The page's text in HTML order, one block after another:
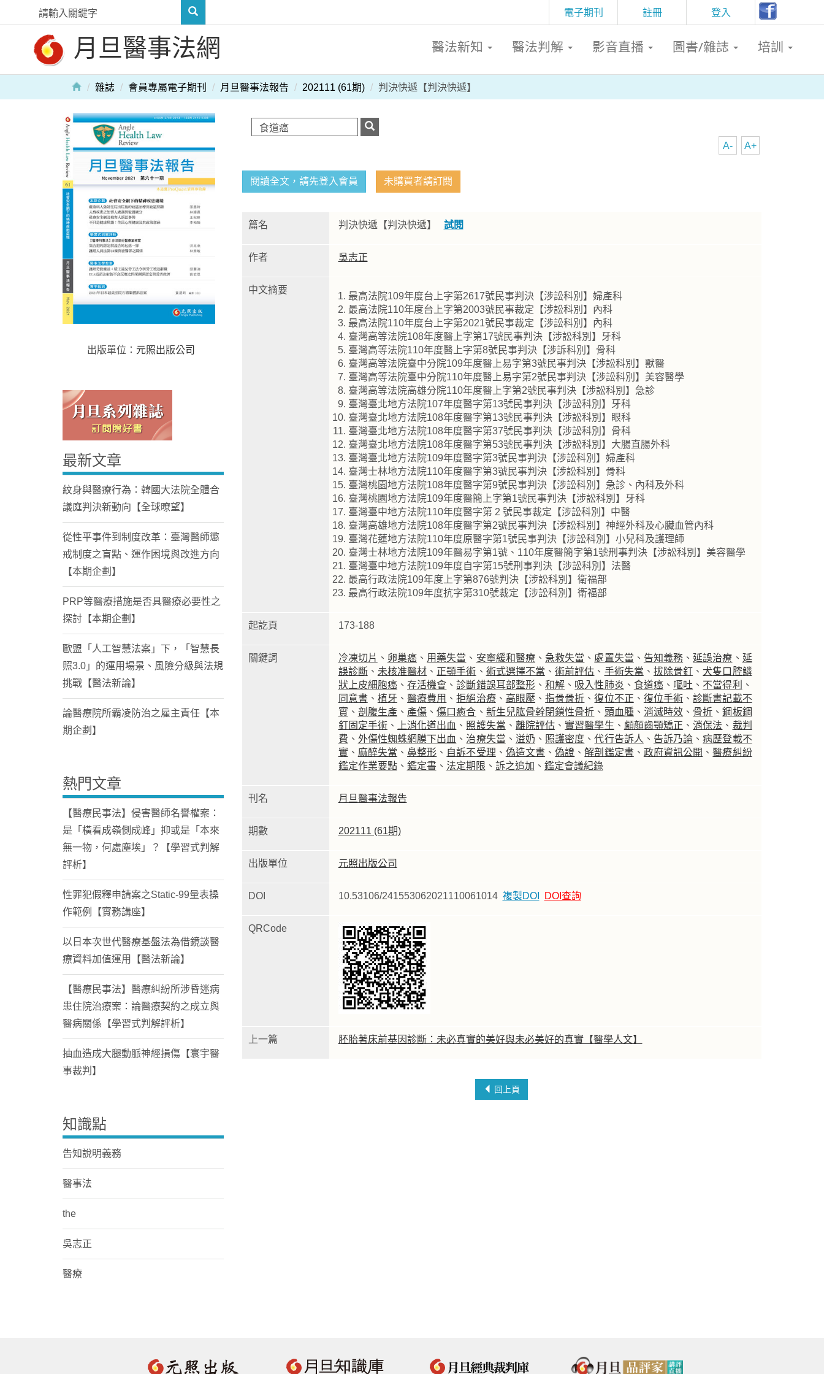
註冊 登入
電子期刊
月旦醫事法網 醫法新知 醫法判解 影音直播 圖書/雜誌 培訓
雜誌 會員專屬電子期刊 月旦醫事法報告 202111 (61期) 判決快遞【判決快遞】
A+
A-
閱讀全文，請先登入會員 未購買者請訂閱
篇名 判決快遞【判決快遞】 試閱
作者 吳志正
中文摘要
最高法院109年度台上字第2617號民事判決【涉訟科別】婦產科
最高法院110年度台上字第2003號民事裁定【涉訟科別】內科
最高法院110年度台上字第2021號民事裁定【涉訟科別】內科
臺灣高等法院108年度醫上字第17號民事判決【涉訟科別】牙科
臺灣高等法院110年度醫上字第8號民事判決【涉訴科別】骨科
臺灣高等法院臺中分院109年度醫上易字第3號民事判決【涉訟科別】獸醫
臺灣高等法院臺中分院110年度醫上易字第2號民事判決【涉訟科別】美容醫學
臺灣高等法院高雄分院110年度醫上字第2號民事判決【涉訟科別】急診
臺灣臺北地方法院107年度醫字第13號民事判決【涉訟科別】牙科
臺灣臺北地方法院108年度醫字第13號民事判決【涉訟科別】眼科
臺灣臺北地方法院108年度醫字第37號民事判決【涉訟科別】骨科
臺灣臺北地方法院108年度醫字第53號民事判決【涉訟科別】大腸直腸外科
臺灣臺北地方法院109年度醫字第3號民事判決【涉訟科別】婦產科
臺灣士林地方法院110年度醫字第3號民事判決【涉訟科別】骨科
臺灣桃園地方法院108年度醫字第9號民事判決【涉訟科別】急診、內科及外科
臺灣桃園地方法院109年度醫簡上字第1號民事判決【涉訟科別】牙科
臺灣臺中地方法院110年度醫字第 2 號民事裁定【涉訟科別】中醫
臺灣高雄地方法院108年度醫字第2號民事判決【涉訟科別】神經外科及心臟血管內科
臺灣花蓮地方法院110年度原醫字第1號民事判決【涉訟科別】小兒科及護理師
臺灣士林地方法院109年醫易字第1號、110年度醫簡字第1號刑事判決【涉訟科別】美容醫學
臺灣臺中地方法院109年度自字第15號刑事判決【涉訟科別】法醫
最高行政法院109年度上字第876號判決【涉訟科別】衛福部
最高行政法院109年度抗字第310號裁定【涉訟科別】衛福部
起訖頁 173-188
關鍵詞 冷凍切片 、 卵巢癌 、 用藥失當 、 安寧緩和醫療 、急救失當 、 處置失當 、 告知義務 、 延誤治療 、 延
誤診斷、 未核准醫材 、 正顎手術 、 術式選擇不當 、術前評估 、 手術失當 、 拔除骨釘 、犬隻口腔鱗
狀上皮細胞癌、存活機會 、診斷錯誤耳部整形 、和解 、 吸入性肺炎 、 食道癌 、 嘔吐 、 不當得利
、
同意書、 植牙 、醫療費用 、拒絕治療、 高眼壓 、指骨骨折 、復位不正 、 復位手術 、診斷書記載不
實、 剖腹生產、 產傷 、傷口癒合 、 新生兒肱骨幹閉鎖性骨折 、 頭血腫 、 消滅時效 、 骨折 、鋼板鋼
釘固定手術、 上消化道出血 、 照護失當 、 離院評估 、實習醫學生 、 顱顏齒顎矯正 、消保法 、 裁判
費 、 外傷性蜘蛛網膜下出血 、 治療失當 、 溢奶 、 照護密度 、代行告訴人 、 告訴乃論 、病歷登載不
實、 麻醉失當 、鼻整形 、 自訴不受理 、 偽造文書 、偽證 、解剖鑑定書、 政府資訊公開 、醫療糾紛
鑑定作業要點、 鑑定書、 法定期限 、 訴之追加 、 鑑定會議紀錄
刊名 月旦醫事法報告
期數 202111 (61期)
出版單位 元照出版公司
DOI 10.53106/241553062021110061014 複製DOI DOI查詢
QRCode
上一篇 胚胎著床前基因診斷：未必真實的美好與未必美好的真實【醫學人文】
回上頁
出版單位： 元照出版公司
最新文章
紋身與醫療行為：韓國大法院全體合
議庭判決新動向【全球暸望】
從性平事件到制度改革：臺灣醫師懲
戒制度之盲點、運作困境與改進方向
【本期企劃】
PRP等醫療措施是否具醫療必要性之
探討【本期企劃】
歐盟「人工智慧法案」下，「智慧長
照3.0」的運用場景、風險分級與法規
挑戰【醫法新論】
論醫療院所霸凌防治之雇主責任【本
期企劃】
熱門文章
【醫療民事法】侵害醫師名譽權案：
是「橫看成嶺側成峰」抑或是「本來
無一物，何處塵埃」？【學習式判解
評析】
性罪犯假釋申請案之Static-99量表操
作範例【實務講座】
以日本次世代醫療基盤法為借鏡談醫
療資料加值運用【醫法新論】
【醫療民事法】醫療糾紛所涉昏迷病
患住院治療案：論醫療契約之成立與
醫病關係【學習式判解評析】
抽血造成大腿動脈神經損傷【寰宇醫
事裁判】
知識點
告知說明義務
醫事法
the
吳志正
醫療